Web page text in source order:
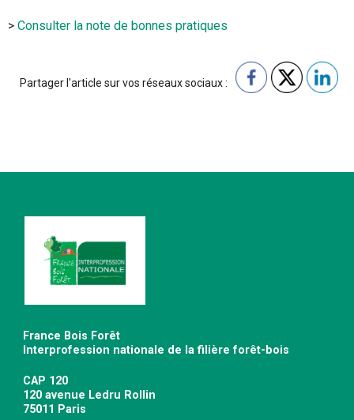
> Consulter la note de bonnes pratiques
Partager l'article sur vos réseaux sociaux :
France Bois Forêt
Interprofession nationale de la filière forêt-bois
CAP 120
120 avenue Ledru Rollin
75011 Paris